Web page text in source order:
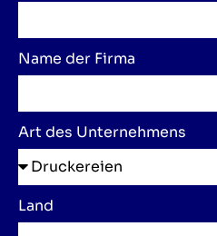
Name der Firma
Art des Unternehmens
Land